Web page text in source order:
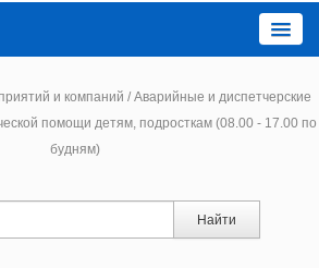
и компаний / Аварийные и диспетчерские
помощи детям, подросткам (08.00 - 17.00 по
будням)
Найти